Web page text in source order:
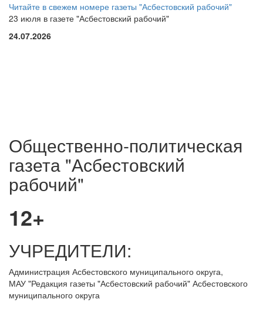
Читайте в свежем номере газеты "Асбестовский рабочий"
23 июля в газете "Асбестовский рабочий"
24.07.2026
Общественно-политическая
газета "Асбестовский
рабочий"
12+
УЧРЕДИТЕЛИ:
Администрация Асбестовского муниципального округа,
МАУ"Редакция газеты "Асбестовский рабочий" Асбестовского
муниципального округа